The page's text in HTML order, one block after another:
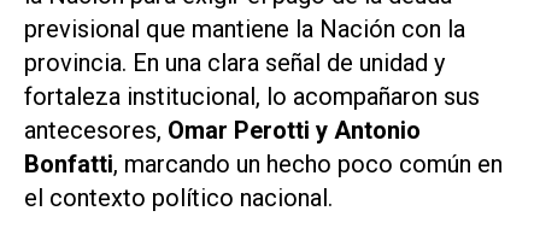
previsional que mantiene la Nación con la
provincia. En una clara señal de unidad y
fortaleza institucional, lo acompañaron sus
antecesores, Omar Perotti y Antonio
Bonfatti, marcando un hecho poco común en
el contexto político nacional.